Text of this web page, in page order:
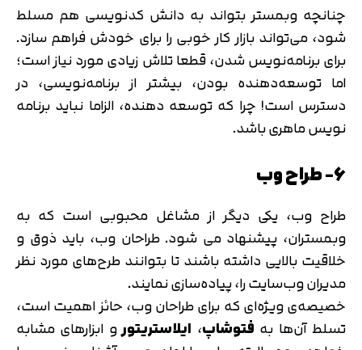
چنانچه وبمستر بتواند به دانش کدنویسی هم مسلط
شود، می‌تواند بازار کار خوبی را برای خودش فراهم سازد.
برای برنامه‌نویس شدن، قطعا تلاش زیادی مورد نیاز است؛
اما توسعه‌دهنده بودن، بیشتر از برنامه‌نویسی، در
دسترس است! چرا که توسعه دهنده، الزاما نباید برنامه
نویس ماهری باشد.
6- طراح وب
طراح وب، یکی دیگر از مشاغل محبوبی است که به
وبمستران، پیشنهاد می شود. طراحان وب، باید ذوق و
خلاقیت بالایی داشته باشند تا بتوانند طرح‌های مورد نظر
مدیران وب‌سایت را، پیاده‌سازی نمایند.
خصیصه‌ی ویژه‌ای که برای طراحان وب، حائز اهمیت است،
تسلط آن‌ها به فتوشاپ، ایلاستریتورو ابزارهای مشابه